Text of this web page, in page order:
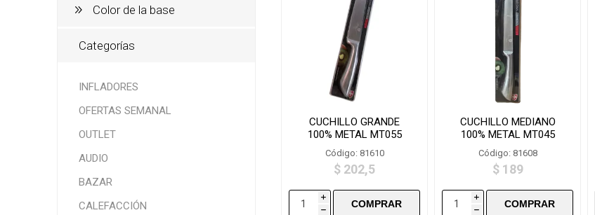
CUCHILLO GRANDE
100% METAL MT055
Código: 81610
$ 202,5
i
h
CUCHILLO MEDIANO
100% METAL MT045
Código: 81608
$ 189
i
h
Color de la base
Categorías
INFLADORES
OFERTAS SEMANAL
OUTLET
AUDIO
BAZAR
CALEFACCIÓN